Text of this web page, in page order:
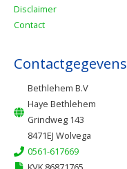
Disclaimer
Contact
Contactgegevens
Bethlehem B.V
Haye Bethlehem
Grindweg 143
8471EJ Wolvega
0561-617669